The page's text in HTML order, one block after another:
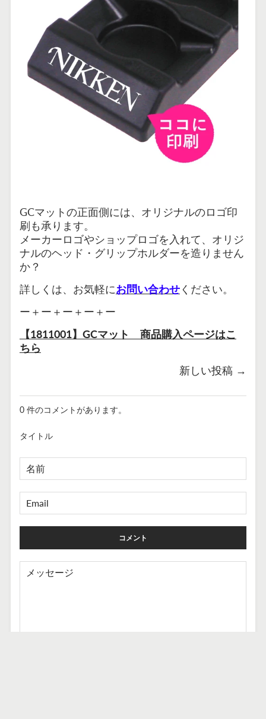
GCマットの正面側には、オリジナルのロゴ印
刷も承ります。
メーカーロゴやショップロゴを入れて、オリジ
ナルのヘッド・グリップホルダーを造りません
か？
詳しくは、お気軽にお問い合わせください。
ー＋ー＋ー＋ー＋ー
【1811001】GCマット 商品購入ページはこ
ちら
新しい投稿 →
0 件のコメントがあります。
タイトル
前
ッ